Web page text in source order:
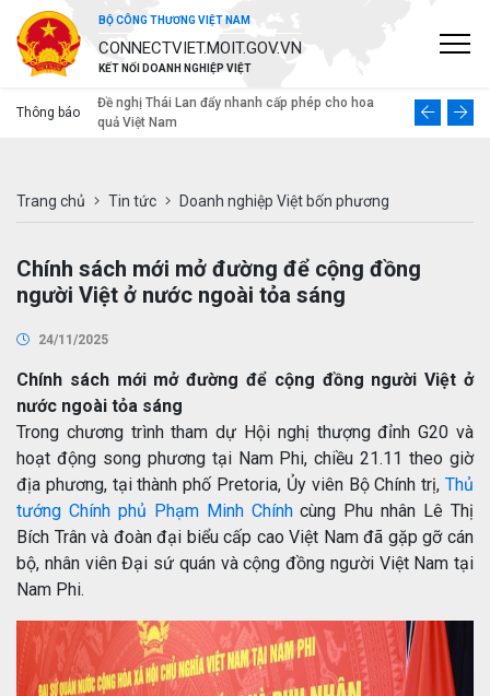
BỘ CÔNG THƯƠNG VIỆT NAM
CONNECTVIET.MOIT.GOV.VN
KẾT NỐI DOANH NGHIỆP VIỆT
Thông báo
cho hoa
Tình hình xuất khẩu gỗ và sản phẩm từ gỗ sang
khu vực Âu - Mỹ trong 6 tháng đầu năm 2022
Doanh
trường sang
Trang chủ Tin tức Doanh nghiệp Việt bốn phương
Chính sách mới mở đường để cộng đồng
người Việt ở nước ngoài tỏa sáng
24/11/2025
Chính sách mới mở đường để cộng đồng người Việt ở
nước ngoài tỏa sáng
Trong chương trình tham dự Hội nghị thượng đỉnh G20 và
hoạt động song phương tại Nam Phi, chiều 21.11 theo giờ
địa phương, tại thành phố Pretoria, Ủy viên Bộ Chính trị, Thủ
tướng Chính phủ Phạm Minh Chínhcùng Phu nhân Lê Thị
Bích Trân và đoàn đại biểu cấp cao Việt Nam đã gặp gỡ cán
bộ, nhân viên Đại sứ quán và cộng đồng người Việt Nam tại
Nam Phi.